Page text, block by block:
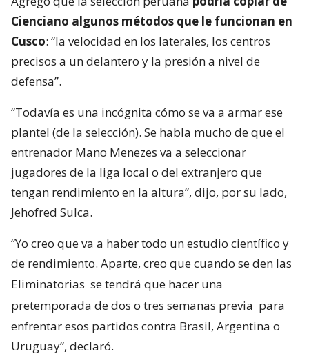
Cienciano algunos métodos que le funcionan en
Cusco: “la velocidad en los laterales, los centros
precisos a un delantero y la presión a nivel de
defensa”.
“Todavía es una incógnita cómo se va a armar ese
plantel (de la selección). Se habla mucho de que el
entrenador Mano Menezes va a seleccionar
jugadores de la liga local o del extranjero que
tengan rendimiento en la altura”, dijo, por su lado,
Jehofred Sulca.
“Yo creo que va a haber todo un estudio científico y
de rendimiento. Aparte, creo que cuando se den las
Eliminatorias se tendrá que hacer una
pretemporada de dos o tres semanas previa para
enfrentar esos partidos contra Brasil, Argentina o
Uruguay”, declaró.